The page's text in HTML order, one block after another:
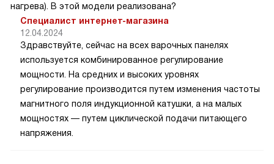
нагрева). В этой модели реализована?
Специалист интернет-магазина
12.04.2024
Здравствуйте, сейчас на всех варочных панелях
используется комбинированное регулирование
мощности. На средних и высоких уровнях
регулирование производится путем изменения частоты
магнитного поля индукционной катушки, а на малых
мощностях — путем циклической подачи питающего
напряжения.